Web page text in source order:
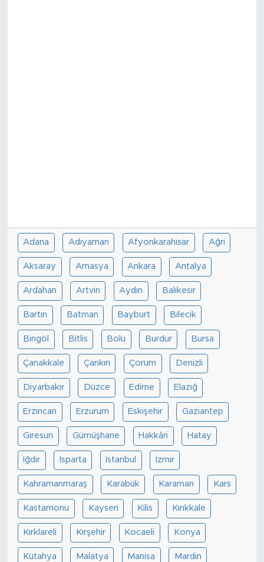
Adana Adıyaman Afyonkarahisar Ağrı
Aksaray Amasya Ankara Antalya
Ardahan Artvin Aydın Balıkesir
Bartın Batman Bayburt Bilecik
Bingöl Bitlis Bolu Burdur Bursa
Çanakkale Çankırı Çorum Denizli
Diyarbakır Düzce Edirne Elazığ
Erzincan Erzurum Eskişehir Gaziantep
Giresun Gümüşhane Hakkâri Hatay
Iğdır Isparta İstanbul İzmir
Kahramanmaraş Karabük Karaman Kars
Kastamonu Kayseri Kilis Kırıkkale
Kırklareli Kırşehir Kocaeli Konya
Kütahya Malatya Manisa Mardin